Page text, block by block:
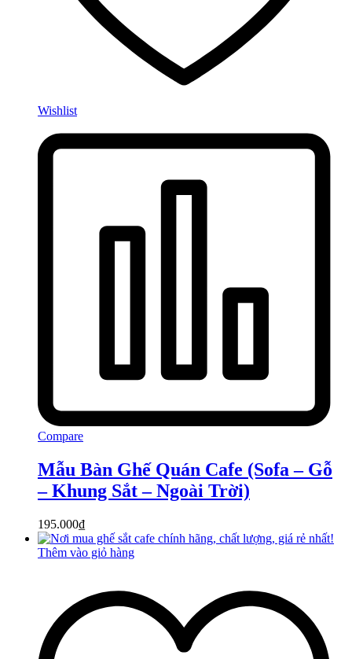
Wishlist
Compare
Mẫu Bàn Ghế Quán Cafe (Sofa – Gỗ
– Khung Sắt – Ngoài Trời)
195.000₫
Thêm vào giỏ hàng